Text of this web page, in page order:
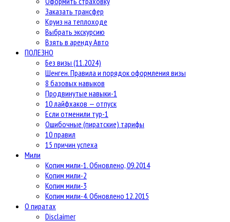
Заказать трансфер
Круиз на теплоходе
Выбрать экскурсию
Взять в аренду Авто
ПОЛЕЗНО
Без визы (11.2024)
Шенген. Правила и порядок оформления визы
8 базовых навыков
Продвинутые навыки-1
10 лайфхаков — отпуск
Если отменили тур-1
Ошибочные (пиратские) тарифы
10 правил
15 причин успеха
Мили
Копим мили-1. Обновлено, 09.2014
Копим мили-2
Копим мили-3
Копим мили-4. Обновлено 12.2015
О пиратах
Disclaimer